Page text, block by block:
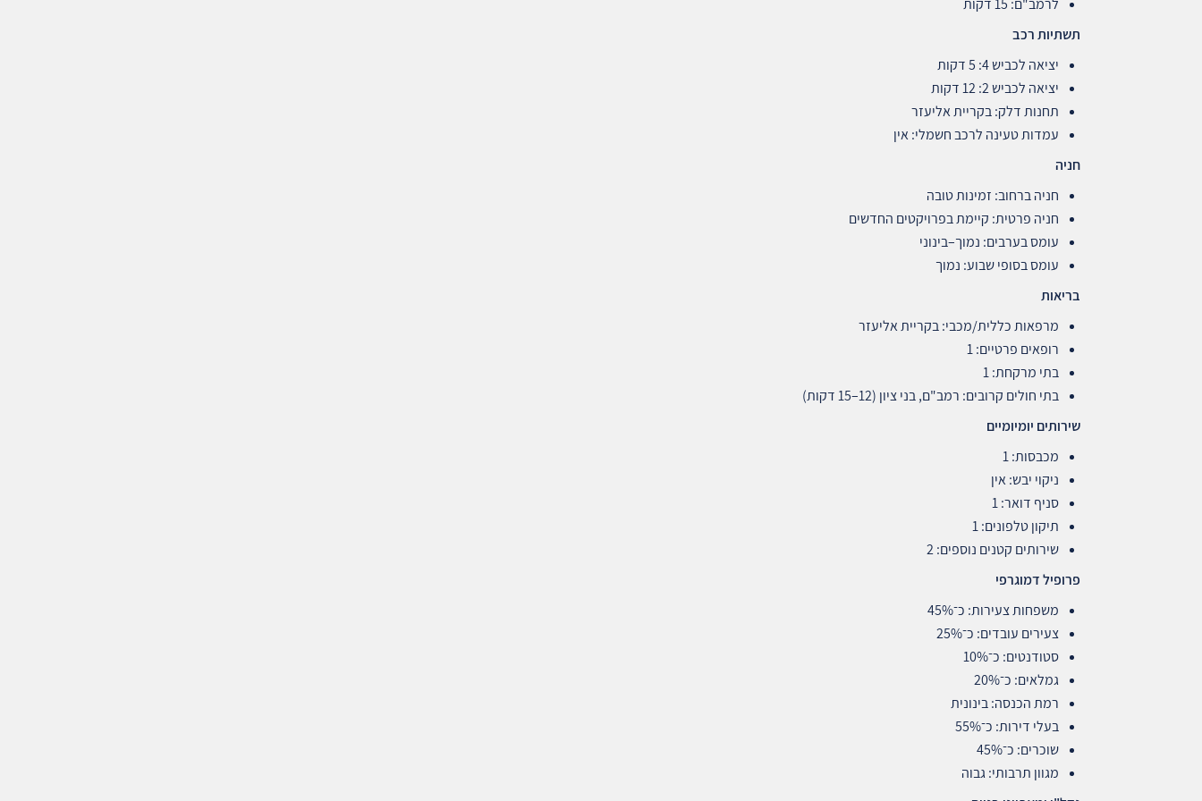
לרמב"ם: 15 דקות
תשתיות רכב
יציאה לכביש 4: 5 דקות
יציאה לכביש 2: 12 דקות
תחנות דלק: בקריית אליעזר
עמדות טעינה לרכב חשמלי: אין
חניה
חניה ברחוב: זמינות טובה
חניה פרטית: קיימת בפרויקטים החדשים
עומס בערבים: נמוך–בינוני
עומס בסופי שבוע: נמוך
בריאות
מרפאות כללית/מכבי: בקריית אליעזר
רופאים פרטיים: 1
בתי מרקחת: 1
בתי חולים קרובים: רמב"ם, בני ציון (12–15 דקות)
שירותים יומיומיים
מכבסות: 1
ניקוי יבש: אין
סניף דואר: 1
תיקון טלפונים: 1
שירותים קטנים נוספים: 2
פרופיל דמוגרפי
משפחות צעירות: כ־45%
צעירים עובדים: כ־25%
סטודנטים: כ־10%
גמלאים: כ־20%
רמת הכנסה: בינונית
בעלי דירות: כ־55%
שוכרים: כ־45%
מגוון תרבותי: גבוה